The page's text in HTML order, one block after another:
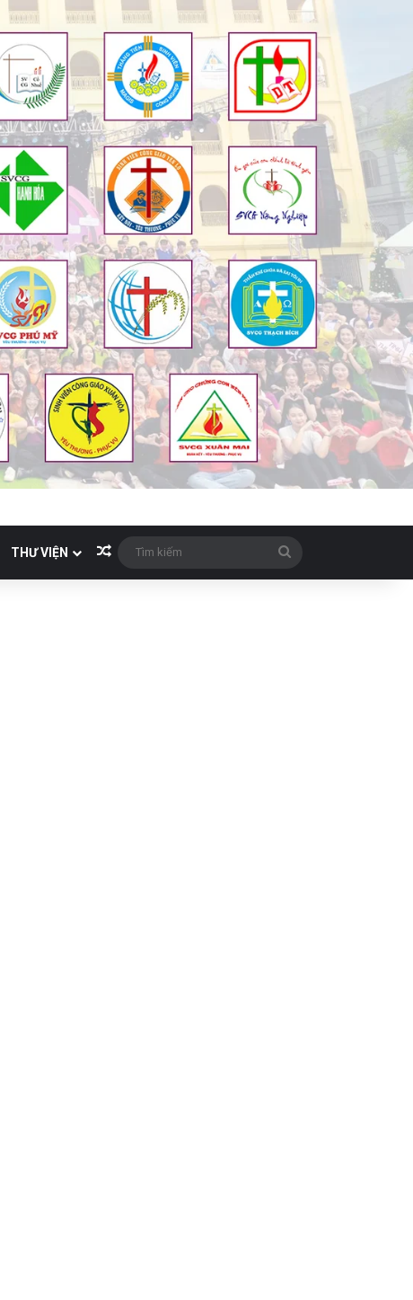
THƯ VIỆN Bài viết ngẫu nhiên
Tìm
kiếm